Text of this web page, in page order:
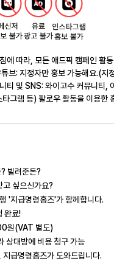
에 따라, 모든 애드픽 캠페인 활동
브: 지정자만 홍보 가능해요.(지
티 및 SNS: 와이고수 커뮤니티,
그램 등) 팔로우 활동을 이용한
빌려준돈?
고 싶으신가요?
'지급명령홈즈'가 함께합니다.
완료!
원(VAT 별도)
상대방에 비용 청구 가능
급명령홈즈가 도와드립니다.